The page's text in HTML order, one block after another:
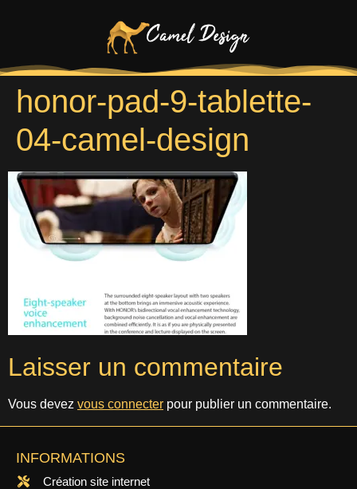
honor-pad-9-tablette-
04-camel-design
Laisser un commentaire
Vous devez vous connecter pour publier un commentaire.
INFORMATIONS
Création site internet